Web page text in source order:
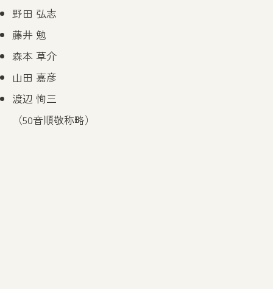
野田 弘志
藤井 勉
森本 草介
山田 嘉彦
渡辺 恂三
（50音順敬称略）